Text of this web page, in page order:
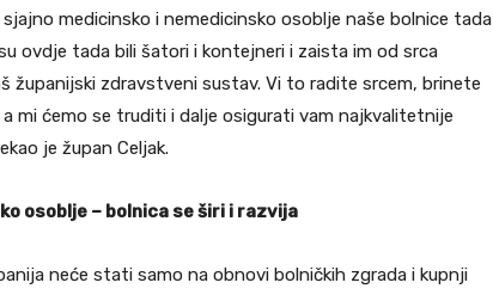
medicinsko i nemedicinsko osoblje naše bolnice tada
ovdje tada bili šatori i kontejneri i zaista im od srca
županijski zdravstveni sustav. Vi to radite srcem, brinete
mi ćemo se truditi i dalje osigurati vam najkvalitetnije
je župan Celjak.
osoblje – bolnica se širi i razvija
neće stati samo na obnovi bolničkih zgrada i kupnji